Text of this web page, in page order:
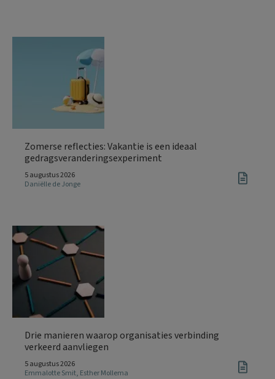
Zomerse reflecties: Vakantie is een ideaal
gedragsveranderingsexperiment
5 augustus 2026
Daniëlle de Jonge
Drie manieren waarop organisaties verbinding
verkeerd aanvliegen
5 augustus 2026
Emmalotte Smit, Esther Mollema